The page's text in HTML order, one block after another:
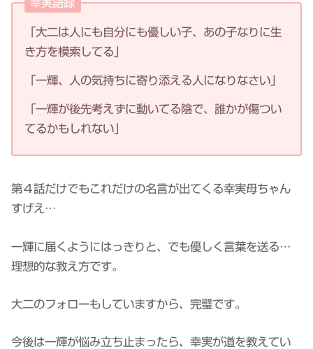
幸実語録
「大二は人にも自分にも優しい子、あの子なりに生
き方を模索してる」
「一輝、人の気持ちに寄り添える人になりなさい」
「一輝が後先考えずに動いてる陰で、誰かが傷つい
てるかもしれない」
第４話だけでもこれだけの名言が出てくる幸実母ちゃん
すげえ…
一輝に届くようにはっきりと、でも優しく言葉を送る…
理想的な教え方です。
大二のフォローもしていますから、完璧です。
今後は一輝が悩み立ち止まったら、幸実が道を教えてい